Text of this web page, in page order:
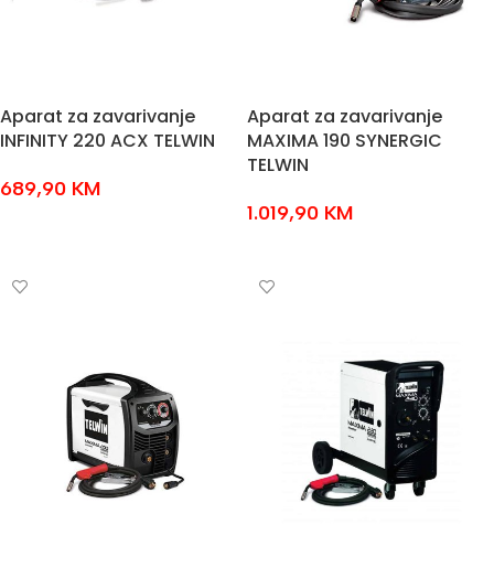
Aparat za zavarivanje
INFINITY 220 ACX TELWIN
689,90 KM
Aparat za zavarivanje
MAXIMA 190 SYNERGIC
TELWIN
1.019,90 KM